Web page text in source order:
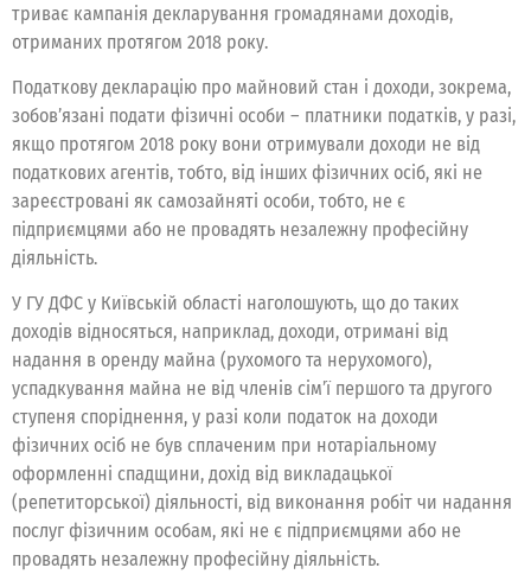
триває кампанія декларування громадянами доходів,
отриманих протягом 2018 року.
Податкову декларацію про майновий стан і доходи, зокрема,
зобов’язані подати фізичні особи – платники податків, у разі,
якщо протягом 2018 року вони отримували доходи не від
податкових агентів, тобто, від інших фізичних осіб, які не
зареєстровані як самозайняті особи, тобто, не є
підприємцями або не провадять незалежну професійну
діяльність.
У ГУ ДФС у Київській області наголошують, що до таких
доходів відносяться, наприклад, доходи, отримані від
надання в оренду майна (рухомого та нерухомого),
успадкування майна не від членів сім’ї першого та другого
ступеня споріднення, у разі коли податок на доходи
фізичних осіб не був сплаченим при нотаріальному
оформленні спадщини, дохід від викладацької
(репетиторської) діяльності, від виконання робіт чи надання
послуг фізичним особам, які не є підприємцями або не
провадять незалежну професійну діяльність.